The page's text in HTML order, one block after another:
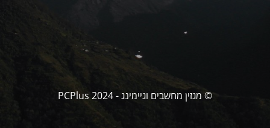
© מגזין מחשבים וגיימינג - PCPlus 2024